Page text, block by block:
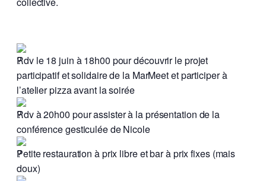
Rdv le 18 juin à 18h00 pour découvrir le projet
participatif et solidaire de la MarMeet et participer à
l’atelier pizza avant la soirée
Rdv à 20h00 pour assister à la présentation de la
conférence gesticulée de Nicole
Petite restauration à prix libre et bar à prix fixes (mais
doux)